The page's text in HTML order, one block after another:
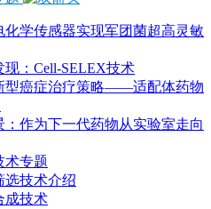
化学传感器实现军团菌超高灵敏
：Cell-SELEX技术
型癌症治疗策略——适配体药物
作为下一代药物从实验室走向
术专题
选技术介绍
成技术